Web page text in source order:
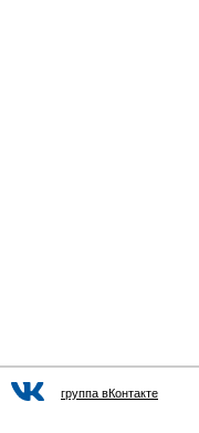
группа вКонтакте